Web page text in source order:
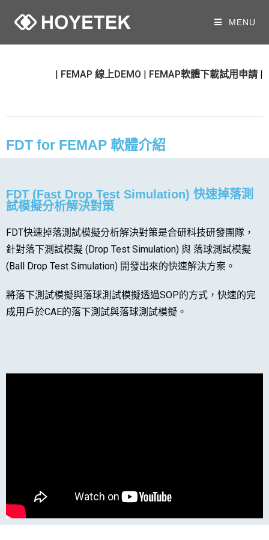
MENU
| FEMAP 線上DEMO | FEMAP軟體下載試用申請 |
FDT for FEMAP 軟體介紹
FDT (Fast Drop Test Simulation) 快速掉落測
試模擬分析解決對策
FDT快速掉落測試模擬分析解決對策是合研科技研發團隊，
針對落下測試模擬 (Drop Test Simulation) 與 落球測試模擬
(Ball Drop Test Simulation) 開發出來的快速解決方案。
將落下測試模擬與落球測試模擬透過SOP的方式，快速的完
成用戶於CAE的落下測試與落球測試模擬。